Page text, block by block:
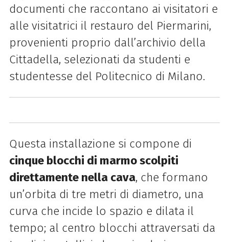
documenti che raccontano ai visitatori e
alle visitatrici il restauro del Piermarini,
provenienti proprio dall’archivio della
Cittadella, selezionati da studenti e
studentesse del Politecnico di Milano.
Questa installazione si compone di
cinque blocchi di marmo scolpiti
direttamente nella cava, che formano
un’orbita di tre metri di diametro, una
curva che incide lo spazio e dilata il
tempo; al centro blocchi attraversati da